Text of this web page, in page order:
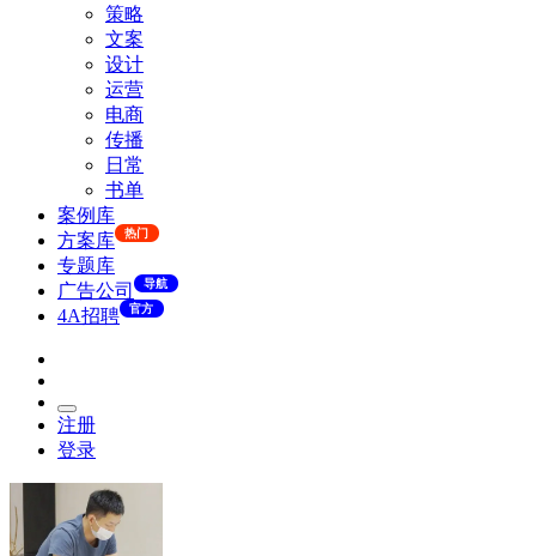
策略
文案
设计
运营
电商
传播
日常
书单
案例库
方案库
热门
专题库
广告公司
导航
4A招聘 官方
注册
登录